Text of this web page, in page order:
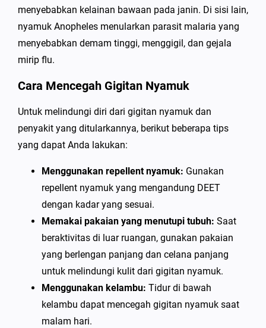
menyebabkan kelainan bawaan pada janin. Di sisi lain,
nyamuk Anopheles menularkan parasit malaria yang
menyebabkan demam tinggi, menggigil, dan gejala
mirip flu.
Cara Mencegah Gigitan Nyamuk
Untuk melindungi diri dari gigitan nyamuk dan
penyakit yang ditularkannya, berikut beberapa tips
yang dapat Anda lakukan:
Menggunakan repellent nyamuk: Gunakan
repellent nyamuk yang mengandung DEET
dengan kadar yang sesuai.
Memakai pakaian yang menutupi tubuh: Saat
beraktivitas di luar ruangan, gunakan pakaian
yang berlengan panjang dan celana panjang
untuk melindungi kulit dari gigitan nyamuk.
Menggunakan kelambu: Tidur di bawah
kelambu dapat mencegah gigitan nyamuk saat
malam hari.